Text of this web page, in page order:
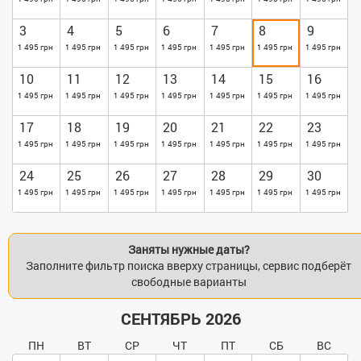
запрещено (датчики дыма). Рядом с домом много магазинов,
точек питания, остановок, ст.м. «Берестейская», парковка. В
подъезде дежурит охрана.
3
1 495 грн
4
1 495 грн
5
1 495 грн
6
1 495 грн
7
1 495 грн
8
1 495 грн
9
1 495 грн
10
1 495 грн
11
1 495 грн
12
1 495 грн
13
1 495 грн
14
1 495 грн
15
1 495 грн
16
1 495 грн
17
1 495 грн
18
1 495 грн
19
1 495 грн
20
1 495 грн
21
1 495 грн
22
1 495 грн
23
1 495 грн
24
1 495 грн
25
1 495 грн
26
1 495 грн
27
1 495 грн
28
1 495 грн
29
1 495 грн
30
1 495 грн
Заняты нужные даты?
Заполните фильтр поиска вверху страницы, сервис подберёт
свободные варианты
СЕНТЯБРЬ 2026
ПН ВТ СР ЧТ ПТ СБ ВС